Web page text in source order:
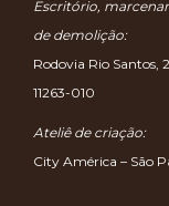
Escritório,
de demolição:
Rodovia Rio Santos,
11263-010
Ateliê de criação:
City América – São